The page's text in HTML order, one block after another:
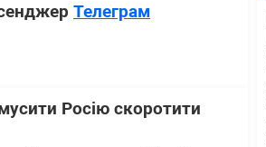
Телеграм
Росію скоротити